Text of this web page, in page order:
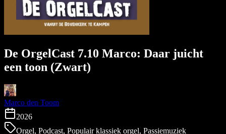
De OrgelCast 7.10 Marco: Daar juicht
een toon (Zwart)
Marco den Toom
2026
Orgel, Podcast, Populair klassiek orgel, Passiemuziek